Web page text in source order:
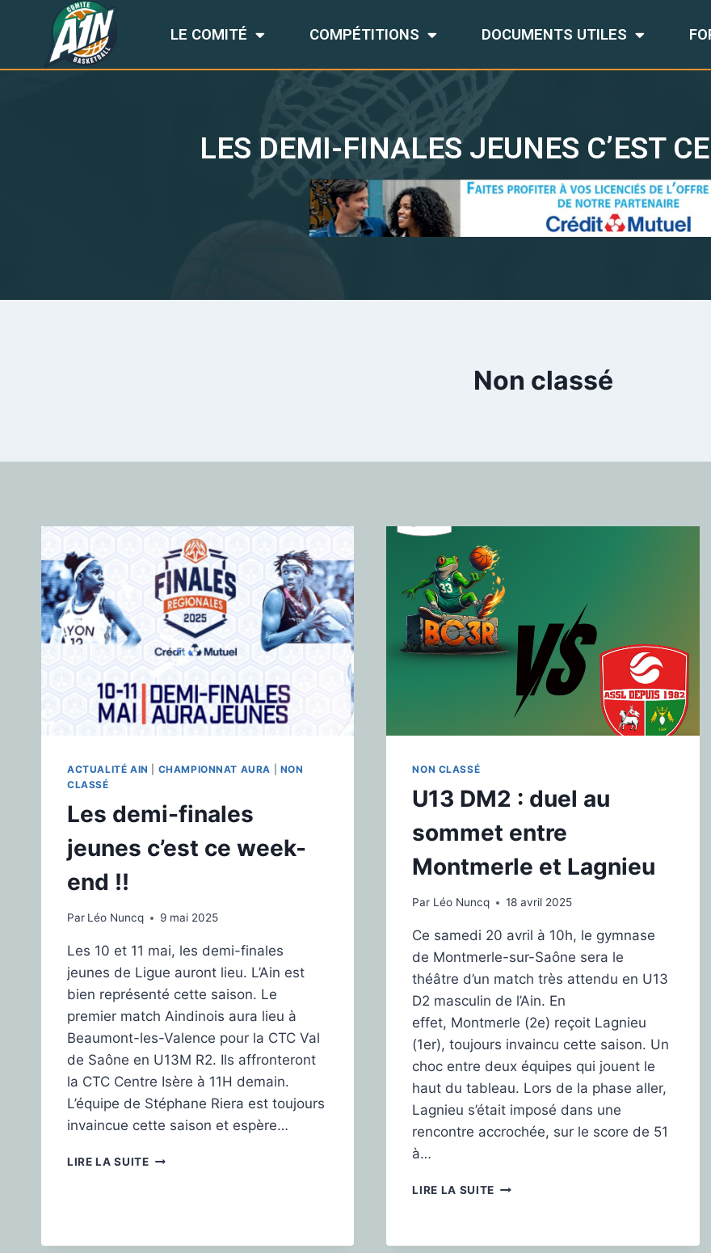
LE COMITÉ COMPÉTITIONS DOCUMENTS UTILES
LES DEMI-FINALES JEUNES C’EST
Non classé
ACTUALITÉ AIN CHAMPIONNAT AURA
NON
CLASSÉ
Les demi-finales
jeunes c’est ce week-
end !!
Par Léo Nuncq 9 mai 2025
Les 10 et 11 mai, les demi-finales
jeunes de Ligue auront lieu. L’Ain est
bien représenté cette saison. Le
premier match Aindinois aura lieu à
Beaumont-les-Valence pour la CTC Val
de Saône en U13M R2. Ils affronteront
la CTC Centre Isère à 11H demain.
L’équipe de Stéphane Riera est toujours
invaincue cette saison et espère…
LIRE LA SUITE
NON CLASSÉ
U13 DM2 : duel au
sommet entre
Montmerle et Lagnieu
Par Léo Nuncq 18 avril 2025
Ce samedi 20 avril à 10h, le gymnase
de Montmerle-sur-Saône sera le
théâtre d’un match très attendu en U13
D2 masculin de l’Ain. En
effet, Montmerle (2e) reçoit Lagnieu
(1er), toujours invaincu cette saison. Un
choc entre deux équipes qui jouent le
haut du tableau. Lors de la phase aller,
Lagnieu s’était imposé dans une
rencontre accrochée, sur le score de 51
à…
LIRE LA SUITE